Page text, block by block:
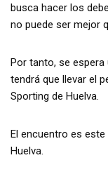
busca hacer los
no puede ser mejor
Por tanto, se espera
tendrá que llevar el
Sporting de Huelva.
El encuentro es
Huelva.